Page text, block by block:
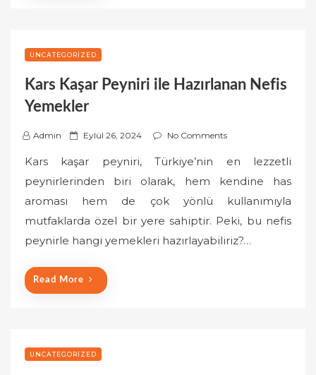
UNCATEGORIZED
Kars Kaşar Peyniri ile Hazırlanan Nefis
Yemekler
Admin
P
s
t
d
o
Eylül 26, 2024 No Comments
Kars kaşar peyniri, Türkiye’nin en lezzetli
peynirlerinden biri olarak, hem kendine has
aroması hem de çok yönlü kullanımıyla
mutfaklarda özel bir yere sahiptir. Peki, bu nefis
peynirle hangi yemekleri hazırlayabiliriz?…
Read More
UNCATEGORIZED